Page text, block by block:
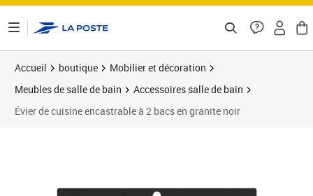
Accueil boutique
Mobilier et décoration
Meubles de salle de bain
Accessoires salle de bain
Évier de cuisine encastrable à 2 bacs en granite noir